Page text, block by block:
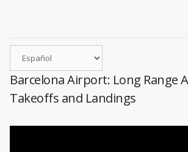
Barcelona Airport: Long Range
Takeoffs and Landings